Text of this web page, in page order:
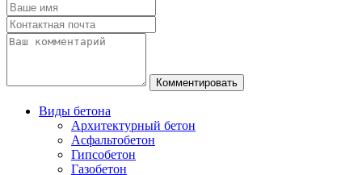
Виды бетона
Архитектурный бетон
Асфальтобетон
Гипсобетон
Газобетон